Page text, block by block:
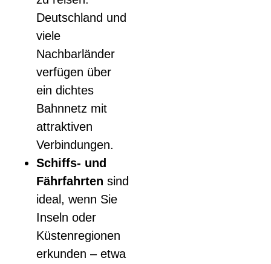
Deutschland und
viele
Nachbarländer
verfügen über
ein dichtes
Bahnnetz mit
attraktiven
Verbindungen.
Schiffs- und
Fährfahrten sind
ideal, wenn Sie
Inseln oder
Küstenregionen
erkunden – etwa